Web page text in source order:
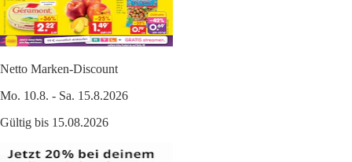
Netto Marken-Discount
Mo. 10.8. - Sa. 15.8.2026
Gültig bis 15.08.2026